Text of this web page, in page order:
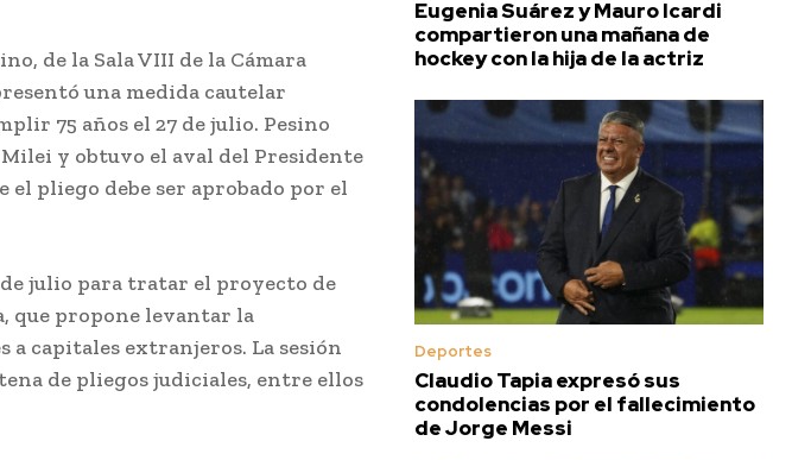
de la Sala VIII de la Cámara
una medida cautelar
75 años el 27 de julio. Pesino
y obtuvo el aval del Presidente
pliego debe ser aprobado por el
de julio para tratar el proyecto de
que propone levantar la
capitales extranjeros. La sesión
de pliegos judiciales, entre ellos
Eugenia Suárez y Mauro Icardi
compartieron una mañana de
hockey con la hija de la actriz
Deportes
Claudio Tapia expresó sus
condolencias por el fallecimiento
de Jorge Messi